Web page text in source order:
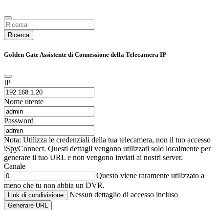
Ricerca
Golden Gate Assistente di Connessione della Telecamera IP
IP
Nome utente
Password
Nota: Utilizza le credenziali della tua telecamera, non il tuo accesso
iSpyConnect. Questi dettagli vengono utilizzati solo localmente per
generare il tuo URL e non vengono inviati ai nostri server.
Canale
Questo viene raramente utilizzato a
meno che tu non abbia un DVR.
Link di condivisione Nessun dettaglio di accesso incluso
Generare URL